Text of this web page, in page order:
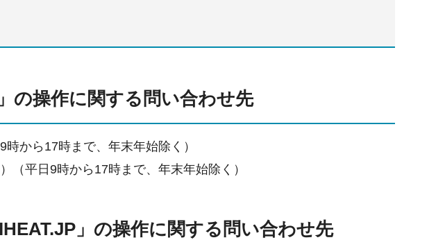
の操作に関する問い合わせ先
から17時まで、年末年始除く）
（平日9時から17時まで、年末年始除く）
」の操作に関する問い合わせ先